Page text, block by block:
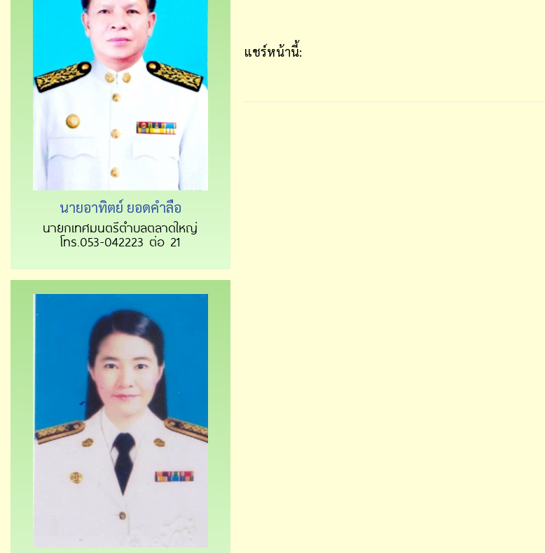
นายอาทิตย์ ยอดคำลือ
นายกเทศมนตรีตำบลตลาดใหญ่
โทร.053-042223 ต่อ 21
แชร์หน้านี้: